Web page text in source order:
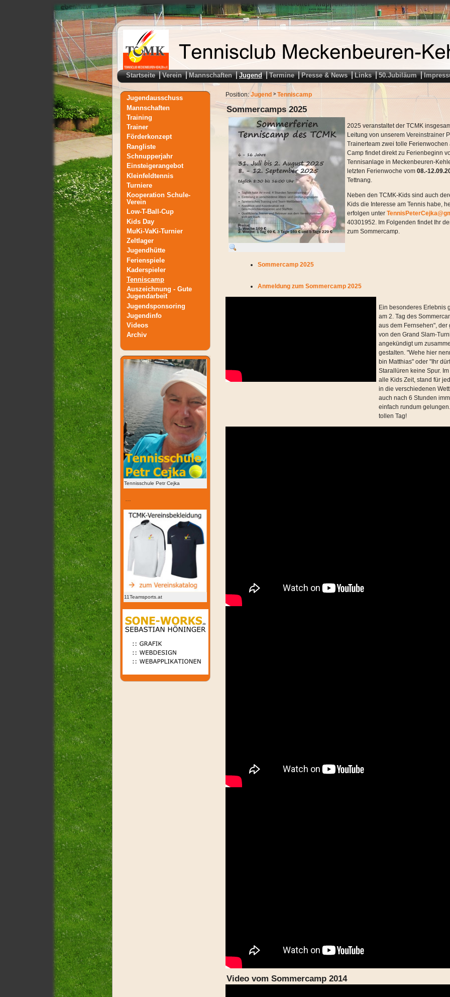
Startseite Verein Mannschaften Jugend Termine Presse & News Links 50.Jubiläum
Jugendausschuss
Mannschaften
Training
Trainer
Förderkonzept
Rangliste
Schnupperjahr
Einsteigerangebot
Kleinfeldtennis
Turniere
Kooperation Schule-
Verein
Low-T-Ball-Cup
Kids Day
MuKi-VaKi-Turnier
Zeltlager
Jugendhütte
Ferienspiele
Kaderspieler
Tenniscamp
Auszeichnung - Gute
Jugendarbeit
Jugendsponsoring
Jugendinfo
Videos
Archiv
Tennisschule Petr Cejka
11Teamsports.at
Position:Jugend > Tenniscamp
Sommercamps 2025
2025 veranstaltet der TCMK
Leitung von unserem Vereinstrainer
Trainerteam zwei tolle
Camp findet direkt zu Ferienbeginn
Tennisanlage in Meckenbeuren-
letzten Ferienwoche vom08.-
Tettnang.
Neben den TCMK-Kids sind auch
Kids die Interesse am Tennis habe,
erfolgen unter
40301952. Im Folgenden findet Ihr
zum Sommercamp.
Sommercamp 2025
Anmeldung zum Sommercamp 2025
Ein besonderes Erlebnis
am 2. Tag des
aus dem Fernsehen", der
von den Grand Slam-
angekündigt um
gestalten. "Wehe hier
bin Matthias" oder "Ihr
Starallüren keine Spur.
alle Kids Zeit, stand für
in die verschiedenen
auch nach 6 Stunden
einfach rundum
tollen Tag!
Video vom Sommercamp 2014